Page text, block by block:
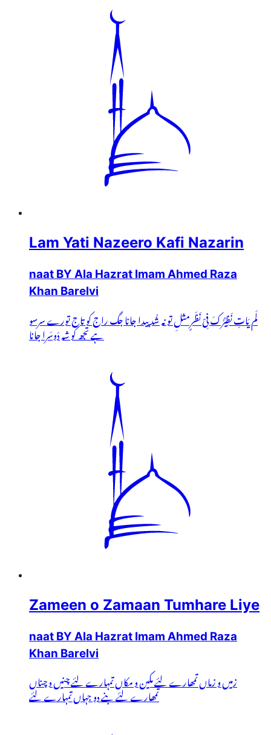
Lam Yati Nazeero Kafi Nazarin
naat BY Ala Hazrat Imam Ahmed Raza
Khan Barelvi
لَم یَاتِ نَظِیْرُکَ فِیْ نَظَرٍمثلِ تو نہ شُد پیدا جانا جگ راج کو تاج تورے سرسو
ہے تجھ کو شہ دَوسَرا جانا
Zameen o Zamaan Tumhare Liye
naat BY Ala Hazrat Imam Ahmed Raza
Khan Barelvi
زمیں و زماں تمھارے لئے مکین و مکاں تمہارے لئے چنیں و چناں
تمھارے لئے بنے دو جہاں تمہارے لئے